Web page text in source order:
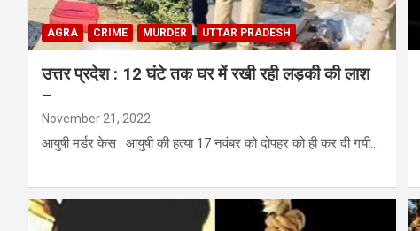
AGRA CRIME MURDER UTTAR PRADESH
उत्तर प्रदेश : 12 घंटे तक घर में रखी रही लड़की की लाश
–
November 21, 2022
आयुषी मर्डर केस : आयुषी की हत्या 17 नवंबर को दोपहर को ही कर दी गयी…